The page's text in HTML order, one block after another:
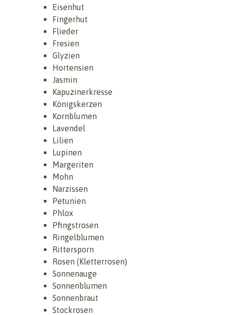
Eisenhut
Fingerhut
Flieder
Fresien
Glyzien
Hortensien
Jasmin
Kapuzinerkresse
Königskerzen
Kornblumen
Lavendel
Lilien
Lupinen
Margeriten
Mohn
Narzissen
Petunien
Phlox
Pfingstrosen
Ringelblumen
Rittersporn
Rosen (Kletterrosen)
Sonnenauge
Sonnenblumen
Sonnenbraut
Stockrosen